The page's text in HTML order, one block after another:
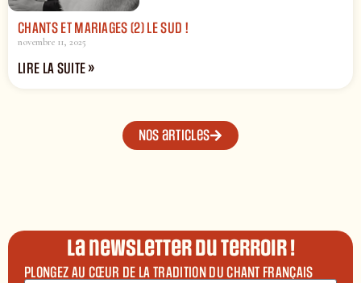
CHANTS ET MARIAGES (2) LE SUD !
novembre 11, 2025
LIRE LA SUITE »
Nos articles
La newsletter du terroir !
PLONGEZ AU CŒUR DE LA TRADITION DU CHANT FRANÇAIS